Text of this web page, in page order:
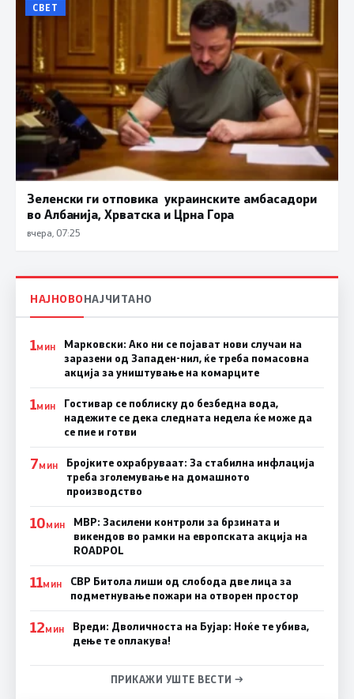
СВЕТ
Зеленски ги отповика украинските амбасадори
во Албанија, Хрватска и Црна Гора
вчера, 07:25
НАЈНОВОНАЈЧИТАНО
1МИН
Марковски: Ако ни се појават нови случаи на
заразени од Западен-нил, ќе треба помасовна
акција за уништување на комарците
1МИН
Гостивар се поблиску до безбедна вода,
надежите се дека следната недела ќе може да
се пие и готви
7МИН
Бројките охрабруваат: За стабилна инфлација
треба зголемување на домашното
производство
10МИН
МВР: Засилени контроли за брзината и
викендов во рамки на европската акција на
ROADPOL
11МИН
СВР Битола лиши од слобода две лица за
подметнување пожари на отворен простор
12МИН
Вреди: Дволичноста на Бујар: Ноќе те убива,
дење те оплакува!
ПРИКАЖИ УШТЕ ВЕСТИ →